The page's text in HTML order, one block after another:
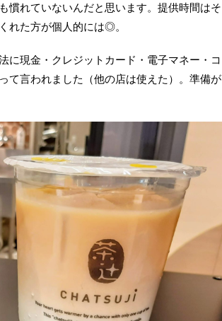
慣れていないんだと思います。提供時間はそ
れた方が個人的には◎。
に現金・クレジットカード・電子マネー・コ
て言われました（他の店は使えた）。準備が